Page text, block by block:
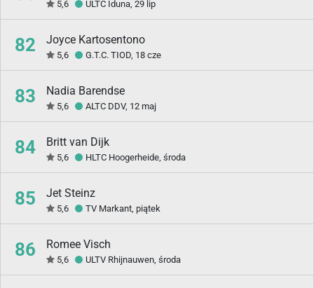
5,6 ULTC Iduna, 29 lip
82 Joyce Kartosentono
5,6 G.T.C. TIOD, 18 cze
83 Nadia Barendse
5,6 ALTC DDV, 12 maj
84 Britt van Dijk
5,6 HLTC Hoogerheide, środa
85 Jet Steinz
5,6 TV Markant, piątek
86 Romee Visch
5,6 ULTV Rhijnauwen, środa